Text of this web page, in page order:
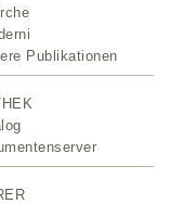
Publikationen